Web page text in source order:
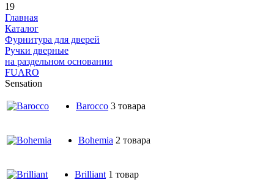
19
Главная
Каталог
Фурнитура для дверей
Ручки дверные
на раздельном основании
FUARO
Sensation
Barocco 3 товара
Bohemia 2 товара
Brilliant 1 товар